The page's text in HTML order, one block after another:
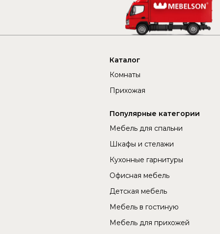
Каталог
Комнаты
Прихожая
Популярные категории
Мебель для спальни
Шкафы и стелажи
Кухонные гарнитуры
Офисная мебель
Детская мебель
Мебель в гостиную
Мебель для прихожей